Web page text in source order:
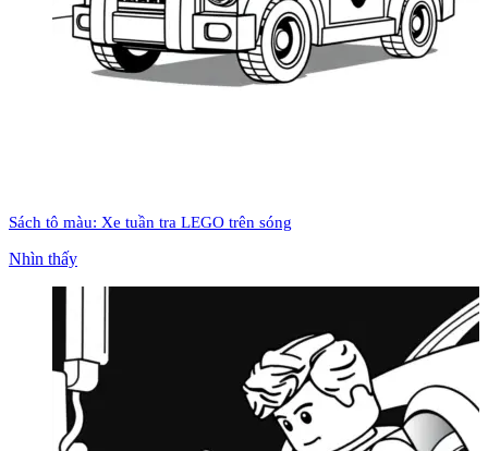
Sách tô màu: Xe tuần tra LEGO trên sóng
Nhìn thấy